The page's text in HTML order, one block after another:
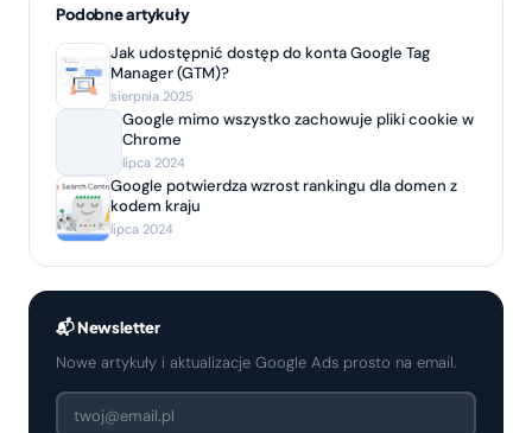
Podobne artykuły
Jak udostępnić dostęp do konta Google Tag
Manager (GTM)?
sierpnia 2025
Google mimo wszystko zachowuje pliki cookie w
Chrome
lipca 2024
Google potwierdza wzrost rankingu dla domen z
kodem kraju
lipca 2024
📬 Newsletter
Nowe artykuły i aktualizacje Google Ads prosto na email.